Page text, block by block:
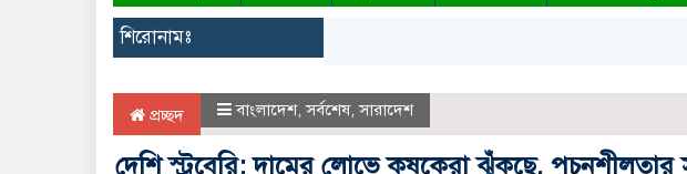
শিরোনামঃ
প্রচ্ছদ বাংলাদেশ,সর্বশেষ,সারাদেশ
দেশি স্ট্রবেরি: দামের লোভে কৃষকেরা ঝুঁকছে,